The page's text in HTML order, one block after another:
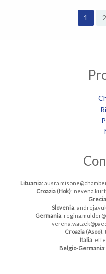
1 2
Lituania:
Croazia (Hok):
Grecia
Slovenia:
Germania:
Croazia (Asoo):
Italia:
Belgio-Germania